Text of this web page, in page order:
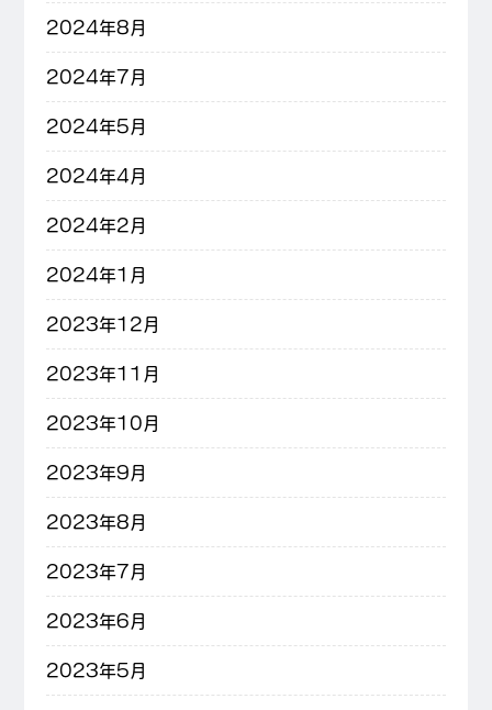
2024年8月
2024年7月
2024年5月
2024年4月
2024年2月
2024年1月
2023年12月
2023年11月
2023年10月
2023年9月
2023年8月
2023年7月
2023年6月
2023年5月